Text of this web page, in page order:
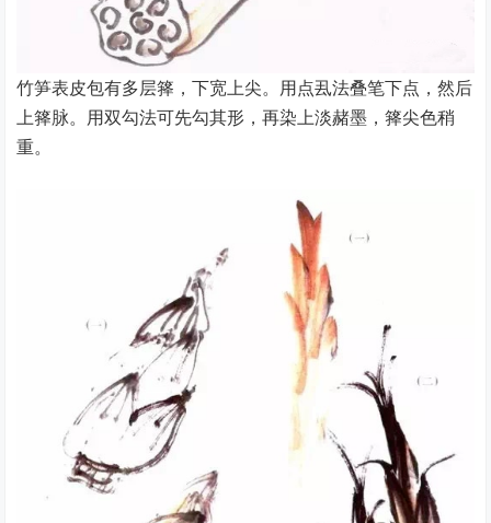
竹笋表皮包有多层箨，下宽上尖。用点厾法叠笔下点，然后
上箨脉。用双勾法可先勾其形，再染上淡赭墨，箨尖色稍
重。